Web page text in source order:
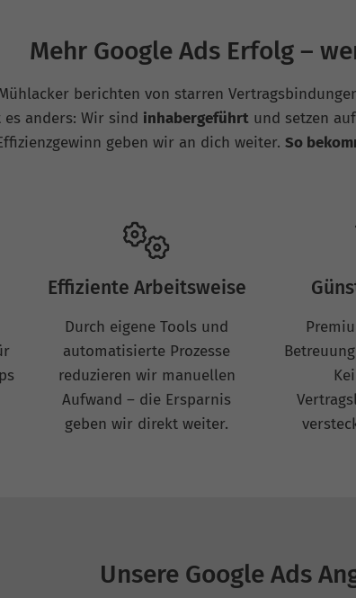
Mehr Google Ads Erfolg –
berichten von starren
es anders: Wir sind inhabergeführt und setzen
geben wir an dich weiter. So
Effiziente Arbeitsweise
Durch eigene Tools und
automatisierte Prozesse
reduzieren wir manuellen
Aufwand – die Ersparnis
geben wir direkt weiter.
Unsere Google Ads